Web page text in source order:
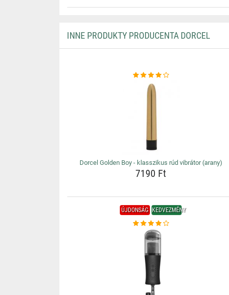
INNE PRODUKTY PRODUCENTA DORCEL
Dorcel Golden Boy - klasszikus rúd vibrátor (arany)
7190 Ft
ÚJDONSÁG KEDVEZMÉNY